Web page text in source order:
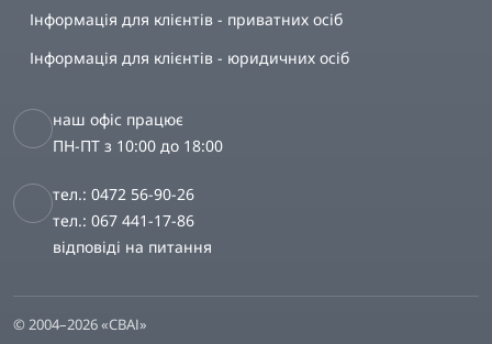
Інформація для клієнтів - приватних осіб
Інформація для клієнтів - юридичних осіб
наш офіс працює
ПН-ПТ з 10:00 до 18:00
тел.: 0472 56-90-26
тел.: 067 441-17-86
відповіді на питання
© 2004–2026 «СВАІ»